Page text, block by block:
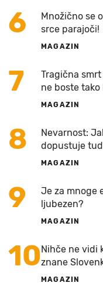
6
Množično se
srce parajoči!
MAGAZIN
7
Tragična
ne boste
MAGAZIN
8
Nevarnost:
dopustuje
MAGAZIN
9
Je za mnoge
ljubezen?
MAGAZIN
10Nihče ne vidi
znane
MAGAZIN